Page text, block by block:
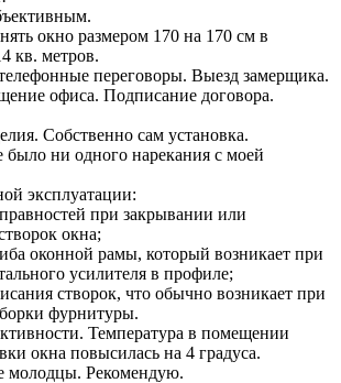
окно размером 170 на 170 см в
кв. метров.
переговоры. Выезд замерщика.
офиса. Подписание договора.
Собственно сам установка.
было ни одного нарекания с моей
эксплуатации:
при закрывании или
окна;
оконной рамы, который возникает при
усилителя в профиле;
створок, что обычно возникает при
фурнитуры.
Температура в помещении
окна повысилась на 4 градуса.
молодцы. Рекомендую.